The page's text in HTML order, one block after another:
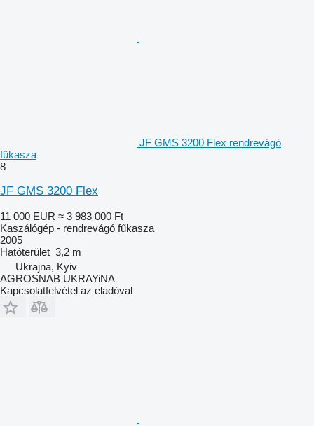
JF GMS 3200 Flex rendrevágó
fűkasza
8
JF GMS 3200 Flex
11 000 EUR ≈ 3 983 000 Ft
Kaszálógép - rendrevágó fűkasza
2005
Hatóterület 3,2 m
Ukrajna, Kyiv
AGROSNAB UKRAYiNA
Kapcsolatfelvétel az eladóval